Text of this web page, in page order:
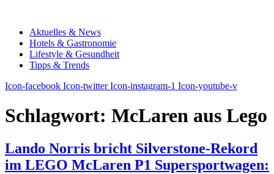
Aktuelles & News
Hotels & Gastronomie
Lifestyle & Gesundheit
Tipps & Trends
Icon-facebook Icon-twitter Icon-instagram-1 Icon-youtube-v
Schlagwort: McLaren aus Lego
Lando Norris bricht Silverstone-Rekord
im LEGO McLaren P1 Supersportwagen: